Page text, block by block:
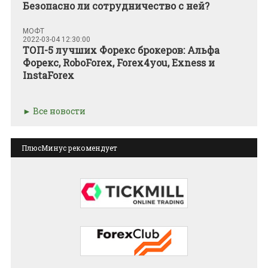
Безопасно ли сотрудничество с ней?
МОФТ
2022-03-04 12:30:00
ТОП-5 лучших Форекс брокеров: Альфа
Форекс, RoboForex, Forex4you, Exness и
InstaForex
Все новости
ПлюсМинус рекомендует